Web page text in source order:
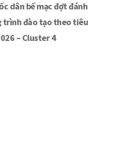
dân bế mạc đợt đánh
trình đào tạo theo tiêu
– Cluster 4